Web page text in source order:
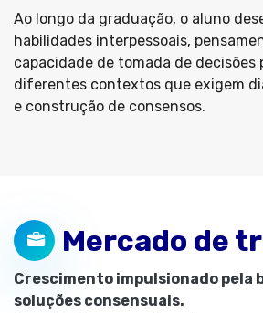
Ao longo da graduação, o aluno
habilidades interpessoais,
capacidade de tomada de decisões
diferentes contextos que exigem
e construção de consensos.
Mercado de
Crescimento impulsionado pela
soluções consensuais.